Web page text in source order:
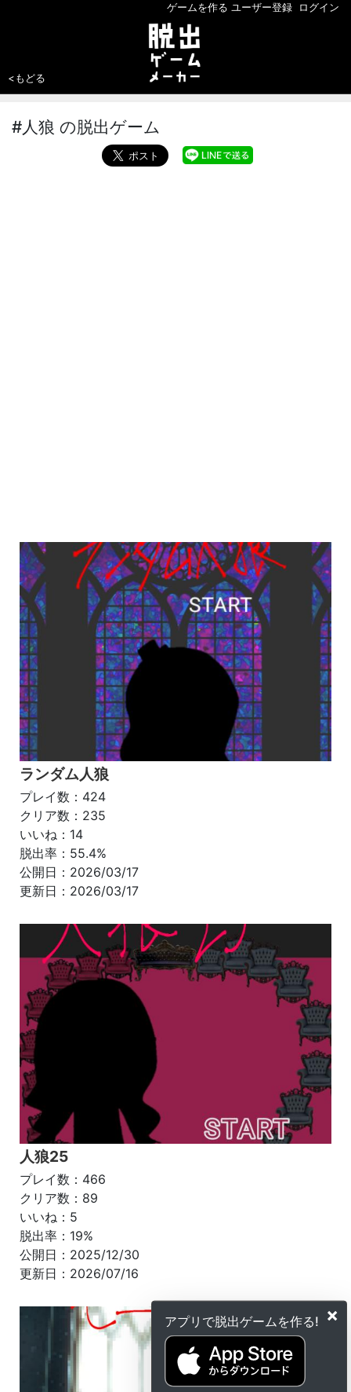
×
アプリで脱出ゲームを作る!
ゲームを作る ユーザー登録 ログイン
<もどる
#人狼 の脱出ゲーム
ランダム人狼
プレイ数：424
クリア数：235
いいね：14
脱出率：55.4%
公開日：2026/03/17
更新日：2026/03/17
人狼25
プレイ数：466
クリア数：89
いいね：5
脱出率：19%
公開日：2025/12/30
更新日：2026/07/16